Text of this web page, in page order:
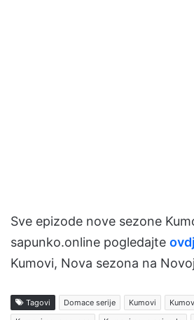
Sve epizode nove sezone
sapunko.online pogledajte
Kumovi, Nova sezona na
Tagovi Domace serije Kumovi